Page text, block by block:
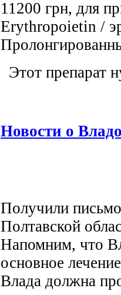
11200 грн, для
Erythropoietin /
Этот препарат
Новости о
Получили
Полтавской
Напомним, что
основное
Влада должна